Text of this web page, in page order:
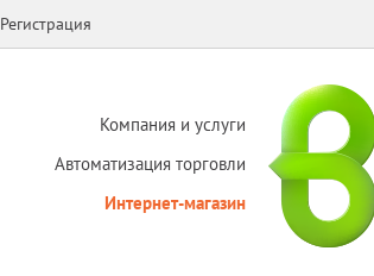
Регистрация
Компания и услуги
Автоматизация торговли
Интернет-магазин